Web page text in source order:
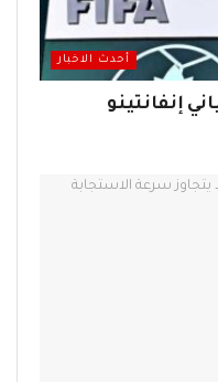
أحدث الاخبار
إنفانتينو